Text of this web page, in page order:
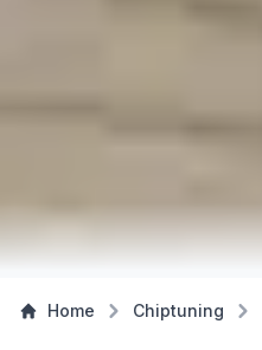
Home Chiptuning